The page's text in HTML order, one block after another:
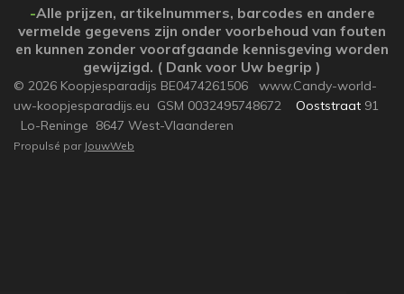
e
e
r
e
r
e
-Alle prijzen, artikelnummers, barcodes en andere
vermelde gegevens zijn onder voorbehoud van fouten
en kunnen zonder voorafgaande kennisgeving worden
gewijzigd. ( Dank voor Uw begrip )
© 2026 Koopjesparadijs BE0474261506 www.Candy-world-
uw-koopjesparadijs.eu GSM 0032495748672 Ooststraat 91
Lo-Reninge 8647 West-Vlaanderen
Propulsé par JouwWeb